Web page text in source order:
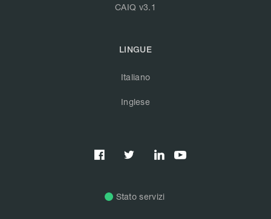
CAIQ v3.1
LINGUE
Italiano
Inglese
  
Stato servizi